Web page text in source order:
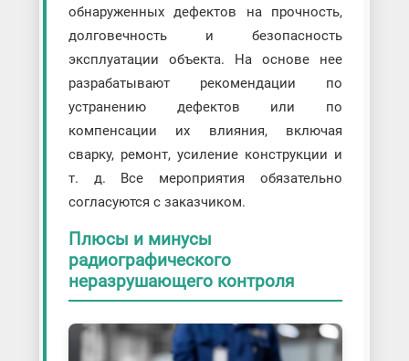
обнаруженных дефектов на прочность,
долговечность и безопасность
эксплуатации объекта. На основе нее
разрабатывают рекомендации по
устранению дефектов или по
компенсации их влияния, включая
сварку, ремонт, усиление конструкции и
т. д. Все мероприятия обязательно
согласуются с заказчиком.
Плюсы и минусы
радиографического
неразрушающего контроля